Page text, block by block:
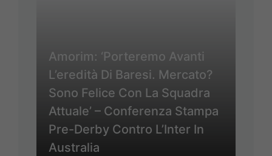
Amorim: ‘Porteremo Avanti
L’eredità Di Baresi. Mercato?
Sono Felice Con La Squadra
Attuale’ – Conferenza Stampa
Pre-Derby Contro L’Inter In
Australia